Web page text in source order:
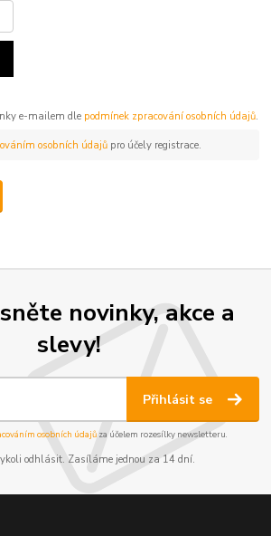
e-mailem dle podmínek zpracování osobních údajů.
osobních údajůpro účely registrace.
novinky, akce a
slevy!
Přihlásit se
osobních údajůza účelem rozesílky newsletteru.
odhlásit. Zasíláme jednou za 14 dní.